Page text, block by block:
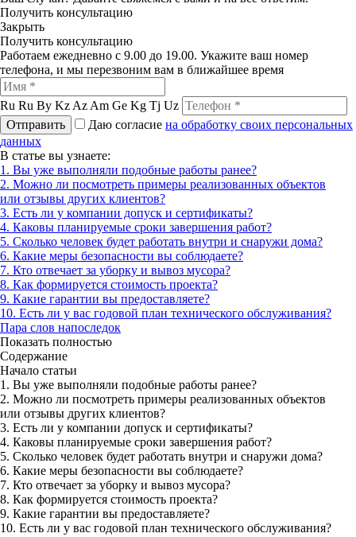
Получить консультацию
Закрыть
Получить консультацию
Работаем ежедневно с 9.00 до 19.00. Укажите ваш номер
телефона, и мы перезвоним вам в ближайшее время
Ru Ru By Kz Az Am Ge Kg Tj Uz
Отправить
Даю согласие на обработку своих персональных
данных
В статье вы узнаете:
1. Вы уже выполняли подобные работы ранее?
2. Можно ли посмотреть примеры реализованных объектов
или отзывы других клиентов?
3. Есть ли у компании допуск и сертификаты?
4. Каковы планируемые сроки завершения работ?
5. Сколько человек будет работать внутри и снаружи дома?
6. Какие меры безопасности вы соблюдаете?
7. Кто отвечает за уборку и вывоз мусора?
8. Как формируется стоимость проекта?
9. Какие гарантии вы предоставляете?
10. Есть ли у вас годовой план технического обслуживания?
Пара слов напоследок
Показать полностью
Содержание
Начало статьи
1. Вы уже выполняли подобные работы ранее?
2. Можно ли посмотреть примеры реализованных объектов
или отзывы других клиентов?
3. Есть ли у компании допуск и сертификаты?
4. Каковы планируемые сроки завершения работ?
5. Сколько человек будет работать внутри и снаружи дома?
6. Какие меры безопасности вы соблюдаете?
7. Кто отвечает за уборку и вывоз мусора?
8. Как формируется стоимость проекта?
9. Какие гарантии вы предоставляете?
10. Есть ли у вас годовой план технического обслуживания?